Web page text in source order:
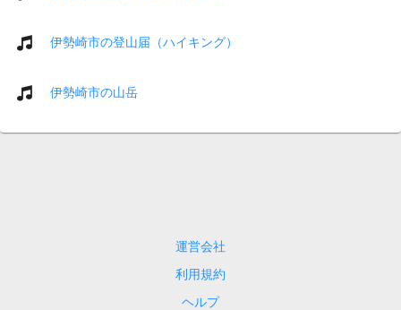
伊勢崎市の登山届（ハイキング）
伊勢崎市の山岳
運営会社
利用規約
ヘルプ